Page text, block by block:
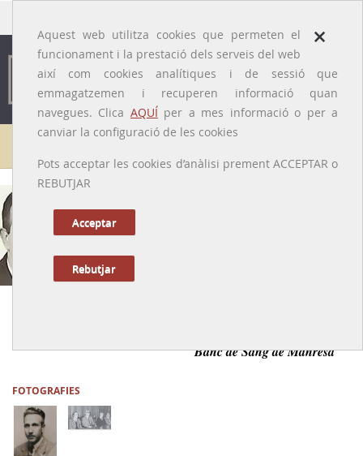
×
Aquest web utilitza cookies que permeten el
funcionament i la prestació dels serveis del web
així com cookies analítiques i de sessió que
emmagatzemen i recuperen informació quan
navegues. Clica AQUÍper a mes informació o per a
canviar la configuració de les cookies
Pots acceptar les cookies d’anàlisi prement ACCEPTAR o
REBUTJAR
Acceptar
Rebutjar
Galeria de metges
[Manresa (Bages), 3/1/1921 – 12/7/2006]
Banc de Sang de Manresa
FOTOGRAFIES